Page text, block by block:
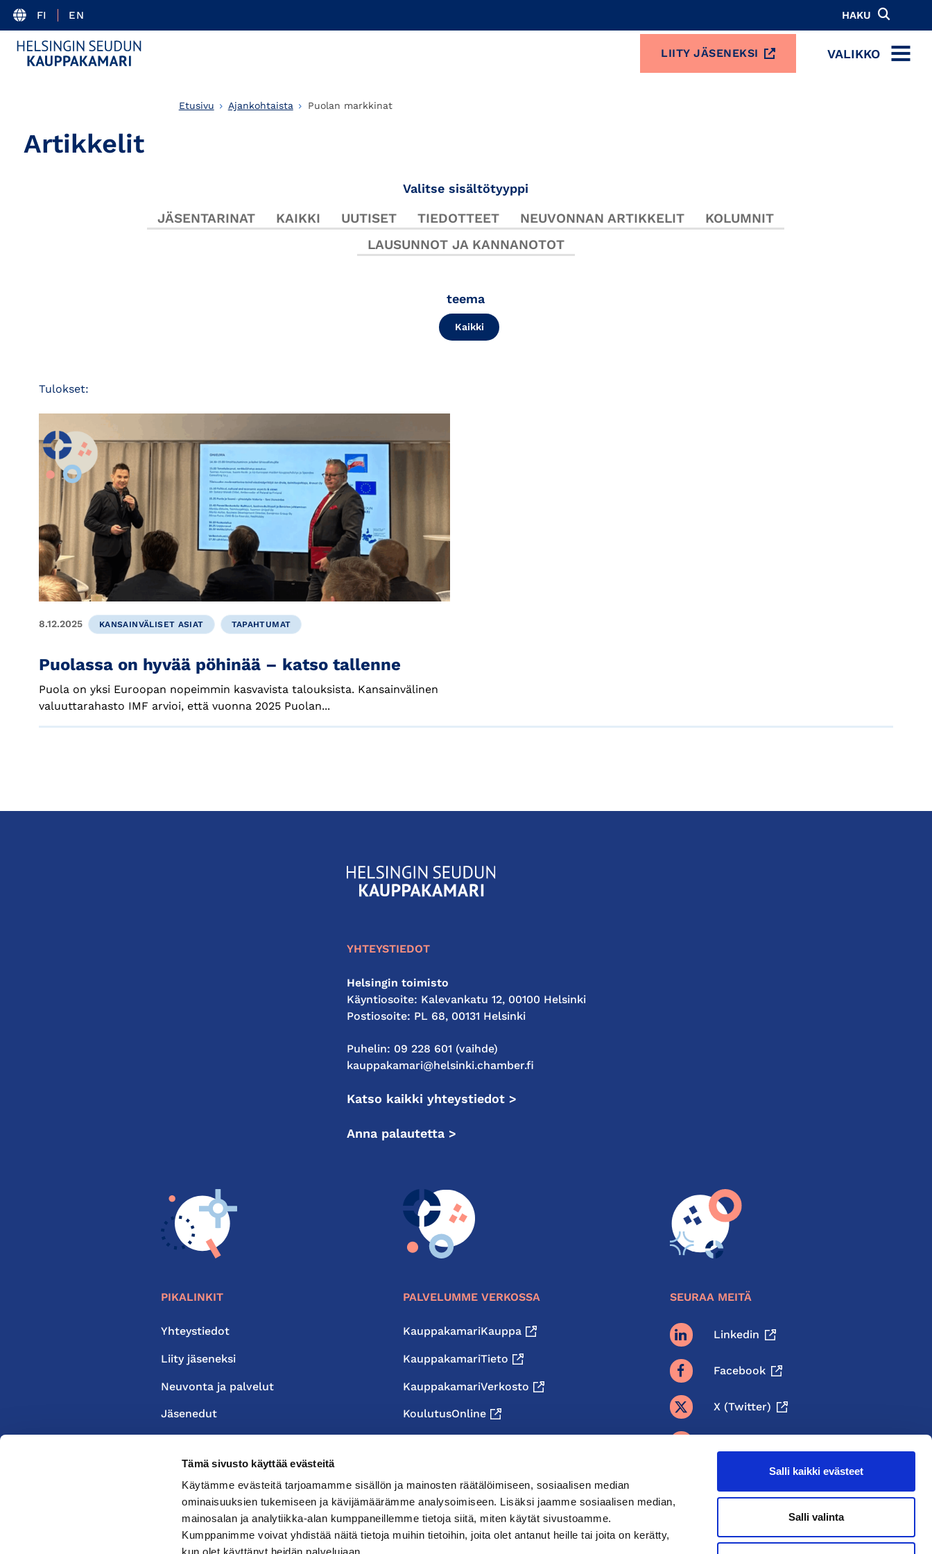
Tämä sivusto käyttää evästeitä
Käytämme evästeitä tarjoamamme sisällön ja mainosten räätälöimiseen, sosiaalisen median
ominaisuuksien tukemiseen ja kävijämäärämme analysoimiseen. Lisäksi jaamme sosiaalisen median,
mainosalan ja analytiikka-alan kumppaneillemme tietoja siitä, miten käytät sivustoamme.
Kumppanimme voivat yhdistää näitä tietoja muihin tietoihin, joita olet antanut heille tai joita on kerätty,
Salli kaikki evästeet
Salli valinta
FI EN HAKU
LIITY JÄSENEKSI VALIKKO
MENU
Etusivu Ajankohtaista Puolan markkinat
Artikkelit
Valitse sisältötyyppi
JÄSENTARINAT KAIKKI UUTISET TIEDOTTEET NEUVONNAN ARTIKKELIT
KOLUMNIT
LAUSUNNOT JA KANNANOTOT
teema
Kaikki
Tulokset:
8.12.2025 KANSAINVÄLISET ASIAT TAPAHTUMAT
Puolassa on hyvää pöhinää – katso tallenne
Puola on yksi Euroopan nopeimmin kasvavista talouksista. Kansainvälinen
valuuttarahasto IMF arvioi, että vuonna 2025 Puolan...
KauppakamariHelsingin
seudun
YHTEYSTIEDOT
Helsingin toimisto
Käyntiosoite: Kalevankatu 12, 00100 Helsinki
Postiosoite: PL 68, 00131 Helsinki
Puhelin: 09 228 601 (vaihde)
kauppakamari@helsinki.chamber.fi
Katso kaikki yhteystiedot >
Anna palautetta >
PIKALINKIT
Yhteystiedot
Liity jäseneksi
Neuvonta ja palvelut
Jäsenedut
PALVELUMME VERKOSSA
KauppakamariKauppa
KauppakamariTieto
KauppakamariVerkosto
KoulutusOnline
SEURAA MEITÄ
Linkedin
Facebook
X (twitter)